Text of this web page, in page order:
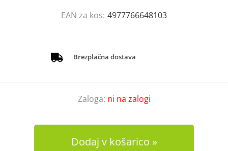
EAN za kos: 4977766648103
Brezplačna dostava
Zaloga: ni na zalogi
Dodaj v košarico